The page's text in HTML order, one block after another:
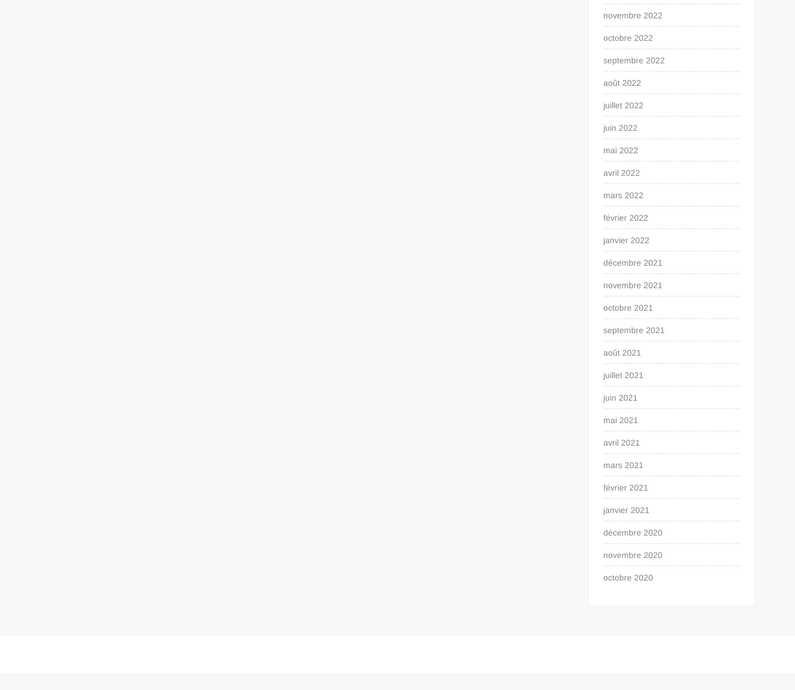
novembre 2022
octobre 2022
septembre 2022
août 2022
juillet 2022
juin 2022
mai 2022
avril 2022
mars 2022
février 2022
janvier 2022
décembre 2021
novembre 2021
octobre 2021
septembre 2021
août 2021
juillet 2021
juin 2021
mai 2021
avril 2021
mars 2021
février 2021
janvier 2021
décembre 2020
novembre 2020
octobre 2020